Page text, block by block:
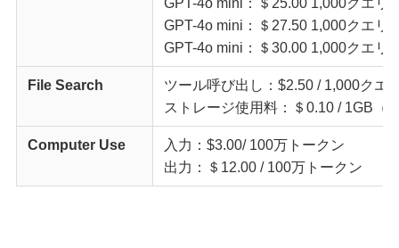
GPT-4o mini：＄27.50 1,000クエ
GPT-4o mini：＄30.00 1,000クエリ
File Search
ツール呼び出し：$2.50 / 1,000クエ
ストレージ使用料：＄0.10 / 1GB（
Computer Use
入力：$3.00/ 100万トークン
出力：＄12.00 / 100万トークン